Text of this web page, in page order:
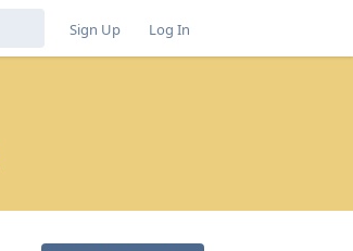
Sign Up Log In